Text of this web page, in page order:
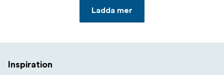
Ladda mer
Inspiration